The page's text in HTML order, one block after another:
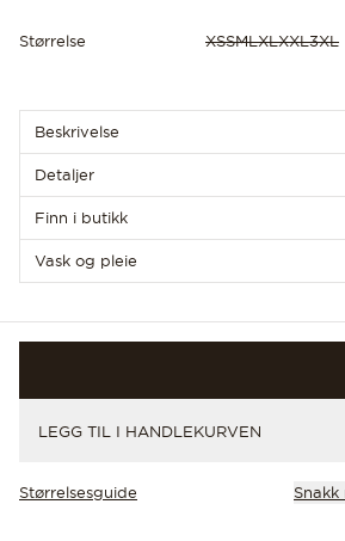
Størrelse XSSMLXLXXL3XL
Beskrivelse
Detaljer
Finn i butikk
Vask og pleie
LEGG TIL I HANDLEKURVEN
Størrelsesguide